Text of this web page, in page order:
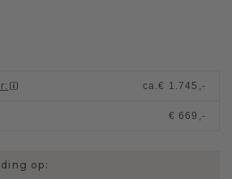
: ca.€ 1.745,-
€ 669,-
op: